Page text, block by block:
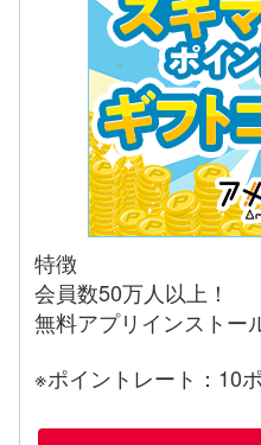
特徴
会員数50万人以上！
無料アプリインストー
※ポイントレート：10